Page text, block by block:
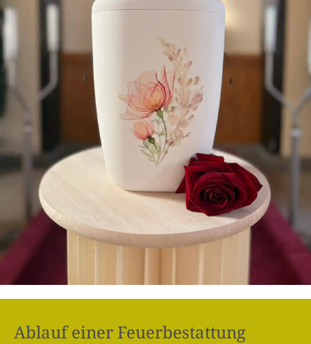
Ablauf einer Feuerbestattung